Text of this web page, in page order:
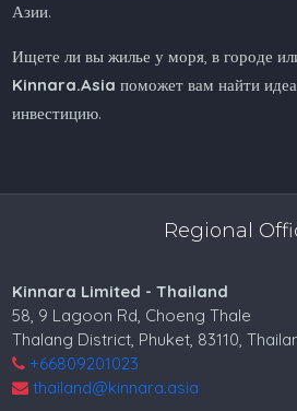
Азии.
Ищете ли вы жилье у моря, в городе
Kinnara.Asia поможет вам найти
инвестицию.
Regional
Kinnara Limited - Thailand
58, 9 Lagoon Rd, Choeng Thale
Thalang District, Phuket, 83110,
+66809201023
thailand@kinnara.asia